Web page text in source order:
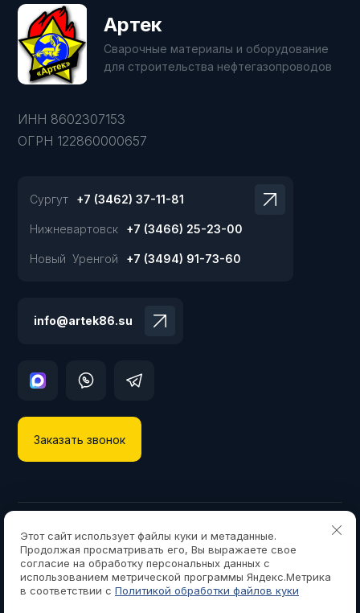
Артек
Сварочные материалы и оборудование
для строительства нефтегазопроводов
ИНН 8602307153
ОГРН 122860000657
Сургут +7 (3462) 37-11-81
Нижневартовск +7 (3466) 25-23-00
Новый Уренгой +7 (3494) 91-73-60
info@artek86.su
Заказать звонок
Политика конфиденциальности
{literal}{/literal}
Этот сайт использует файлы куки и метаданные.
Продолжая просматривать его, Вы выражаете свое
согласие на обработку персональных данных с
использованием метрической программы Яндекс.Метрика
в соответствии с Политикой обработки файлов куки